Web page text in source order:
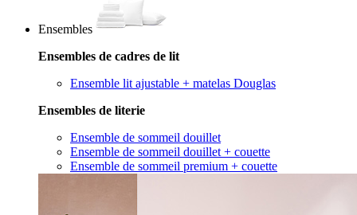
Ensembles
Ensembles de cadres de lit
Ensemble lit ajustable + matelas Douglas
Ensembles de literie
Ensemble de sommeil douillet
Ensemble de sommeil douillet + couette
Ensemble de sommeil premium + couette